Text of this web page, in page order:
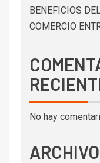
BENEFICIOS
COMERCIO
No hay